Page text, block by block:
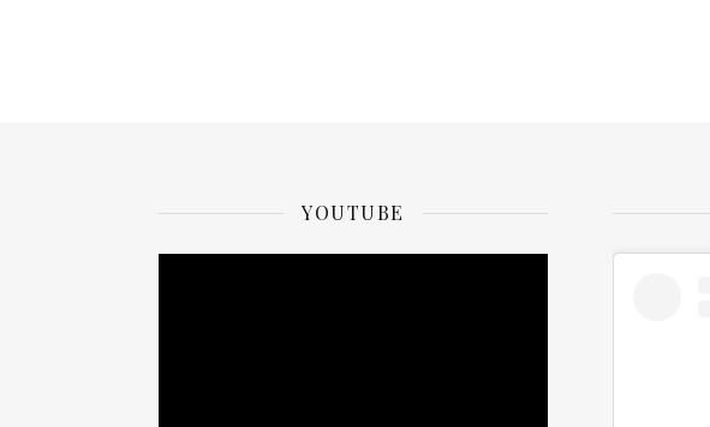
YOUTUBE